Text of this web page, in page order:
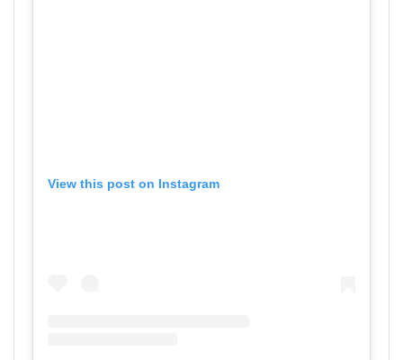
View this post on Instagram